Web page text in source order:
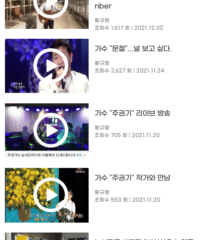
nber
황규형
조회수 1,517 회
| 2021.12.02
가수 "문철"...널 보고 싶다.
황규형
조회수 2,627 회
| 2021.11.24
가수 "주권기" 리이브 방송
황규형
조회수 705 회
| 2021.11.20
가수 "주권기" 작가와 만남
황규형
조회수 553 회
| 2021.11.20